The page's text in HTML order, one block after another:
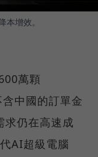
增效。
萬顆
中國的訂單金
求仍在高速成
AI超級電腦